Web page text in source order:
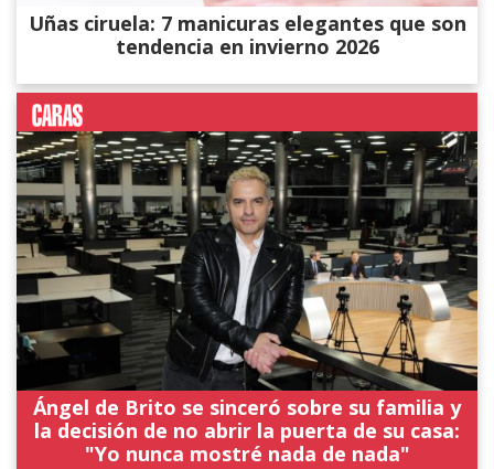
Uñas ciruela: 7 manicuras elegantes que son
tendencia en invierno 2026
Ángel de Brito se sinceró sobre su familia y
la decisión de no abrir la puerta de su casa:
"Yo nunca mostré nada de nada"